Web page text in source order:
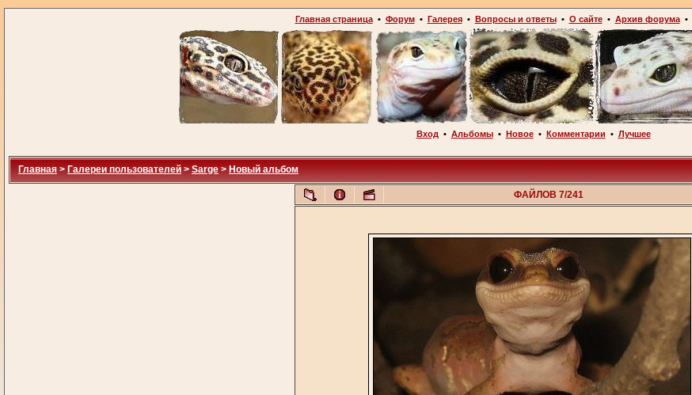
Главная страница• Форум• Галерея• Вопросы и ответы• О сайте• Архив форума•
Вход • Альбомы• Новое• Комментарии • Лучшее
Главная > Галереи пользователей > Sarge > Новый альбом
ФАЙЛОВ 7/241